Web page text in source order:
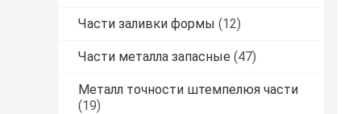
Части заливки формы (12)
Части металла запасные (47)
Металл точности штемпелюя части
(19)